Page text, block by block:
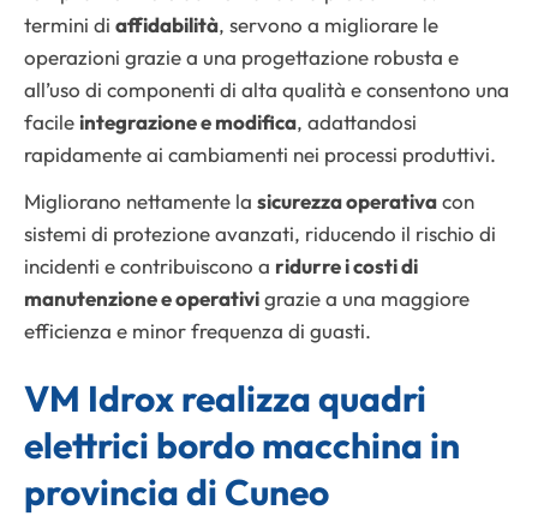
termini di affidabilità, servono a migliorare le
operazioni grazie a una progettazione robusta e
all’uso di componenti di alta qualità e consentono una
facile integrazione e modifica, adattandosi
rapidamente ai cambiamenti nei processi produttivi.
Migliorano nettamente la sicurezza operativacon
sistemi di protezione avanzati, riducendo il rischio di
incidenti e contribuiscono a ridurre i costi di
manutenzione e operativigrazie a una maggiore
efficienza e minor frequenza di guasti.
VM Idrox realizza quadri
elettrici bordo macchina in
provincia di Cuneo